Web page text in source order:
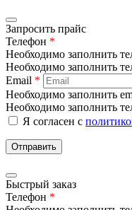
Запросить прайс
Телефон *
Необходимо заполнить
Необходимо заполнить
Email *
Необходимо заполнить
Необходимо заполнить
Я согласен с
Отправить
Быстрый заказ
Телефон *